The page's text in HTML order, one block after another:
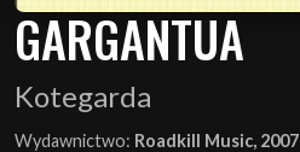
GARGANTUA
Kotegarda
Wydawnictwo: Roadkill Music, 2007